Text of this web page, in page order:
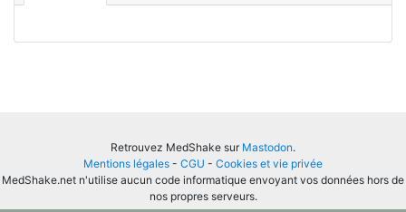
Retrouvez MedShake sur Mastodon.
Mentions légales - CGU - Cookies et vie privée
MedShake.net n'utilise aucun code informatique envoyant vos données hors de
nos propres serveurs.